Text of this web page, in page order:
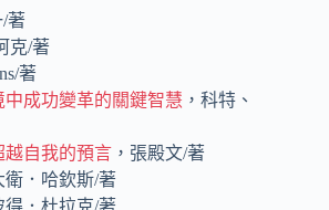
/著
克/著
著
成功變革的關鍵智慧 ，科特、
越自我的預言 ，張殿文/著
衛．哈欽斯/著
得．杜拉克/著